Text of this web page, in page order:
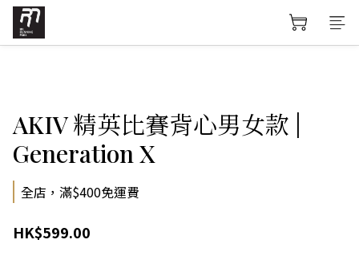
AKIV 精英比賽背心男女款 |
Generation X
全店，滿$400免運費
HK$599.00